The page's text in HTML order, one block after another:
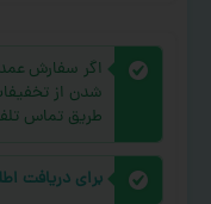
شدن از
طریق تماس
برای دریافت